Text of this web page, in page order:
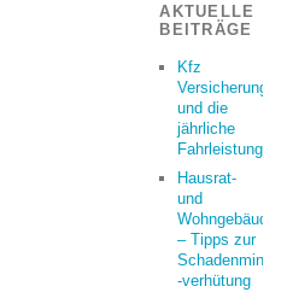
AKTUELLE
BEITRÄGE
Kfz
Versicherung
und die
jährliche
Fahrleistung
Hausrat-
und
– Tipps zur
-verhütung